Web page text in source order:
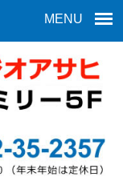
MENU